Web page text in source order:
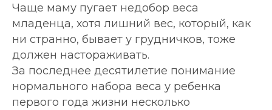
Чаще маму пугает недобор веса
младенца, хотя лишний вес, который, как
ни странно, бывает у грудничков, тоже
должен настораживать.
За последнее десятилетие понимание
нормального набора веса у ребенка
первого года жизни несколько